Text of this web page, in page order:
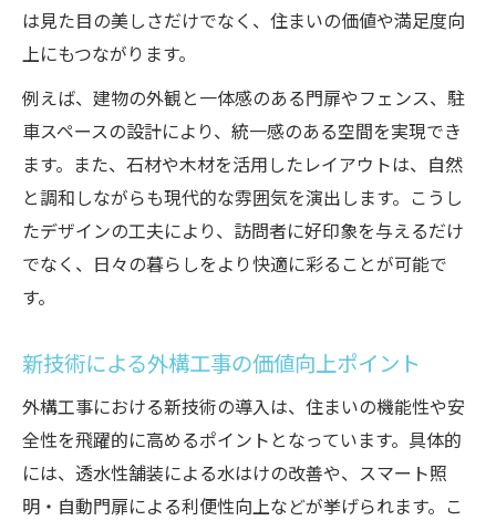
環境配慮型外構工事の素材選びのコツ
外構工事における透水性舗装の魅力解説
リサイクル素材を活かした外構工事例
エコ素材の外構工事で得られる実用効果
機能性とデザインが両立する外構工事術
外構工事で実現する機能美とデザイン性
バランス重視の外構工事設計ポイント
外構工事のデザイン選びで失敗しない方法
は見た目の美しさだけでなく、住まいの価値や満足度向
上にもつながります。
例えば、建物の外観と一体感のある門扉やフェンス、駐
車スペースの設計により、統一感のある空間を実現でき
ます。また、石材や木材を活用したレイアウトは、自然
と調和しながらも現代的な雰囲気を演出します。こうし
たデザインの工夫により、訪問者に好印象を与えるだけ
でなく、日々の暮らしをより快適に彩ることが可能で
す。
新技術による外構工事の価値向上ポイント
外構工事における新技術の導入は、住まいの機能性や安
全性を飛躍的に高めるポイントとなっています。具体的
には、透水性舗装による水はけの改善や、スマート照
明・自動門扉による利便性向上などが挙げられます。こ